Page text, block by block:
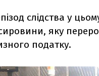
слідства у
яку
податку.